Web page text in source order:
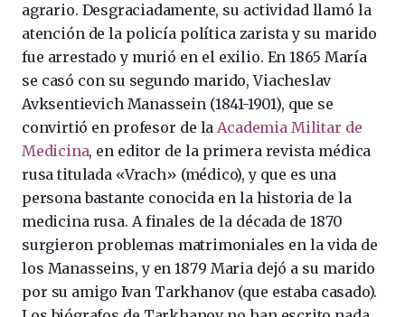
agrario. Desgraciadamente, su actividad llamó la
atención de la policía política zarista y su marido
fue arrestado y murió en el exilio. En 1865 María
se casó con su segundo marido, Viacheslav
Avksentievich Manassein (1841-1901), que se
convirtió en profesor de laAcademia Militar de
Medicina, en editor de la primera revista médica
rusa titulada «Vrach» (médico), y que es una
persona bastante conocida en la historia de la
medicina rusa. A finales de la década de 1870
surgieron problemas matrimoniales en la vida de
los Manasseins, y en 1879 Maria dejó a su marido
por su amigo Ivan Tarkhanov (que estaba casado).